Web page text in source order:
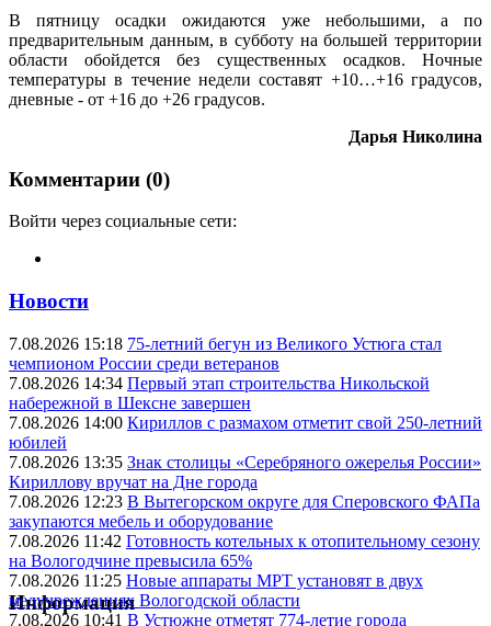
В пятницу осадки ожидаются уже небольшими, а по
предварительным данным, в субботу на большей территории
области обойдется без существенных осадков. Ночные
температуры в течение недели составят +10…+16 градусов,
дневные - от +16 до +26 градусов.
Дарья Николина
Комментарии (0)
Войти через социальные сети:
Новости
7.08.2026 15:18 75-летний бегун из Великого Устюга стал
чемпионом России среди ветеранов
7.08.2026 14:34 Первый этап строительства Никольской
набережной в Шексне завершен
7.08.2026 14:00 Кириллов с размахом отметит свой 250-летний
юбилей
7.08.2026 13:35 Знак столицы «Серебряного ожерелья России»
Кириллову вручат на Дне города
7.08.2026 12:23 В Вытегорском округе для Сперовского ФАПа
закупаются мебель и оборудование
7.08.2026 11:42 Готовность котельных к отопительному сезону
на Вологодчине превысила 65%
7.08.2026 11:25 Новые аппараты МРТ установят в двух
медучреждениях Вологодской области
7.08.2026 10:41 В Устюжне отметят 774-летие города
Информация